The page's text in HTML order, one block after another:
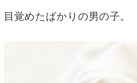
目覚めたばかりの男の子。